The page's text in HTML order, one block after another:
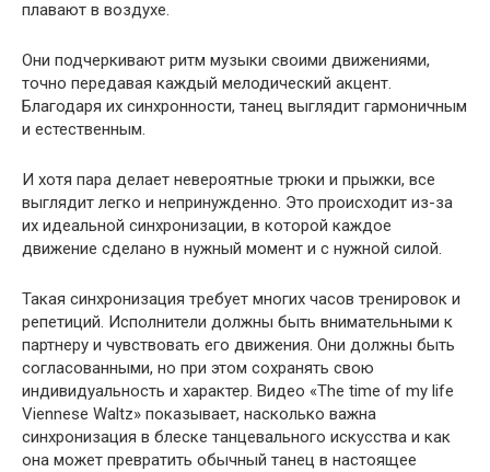
плавают в воздухе.
Они подчеркивают ритм музыки своими движениями,
точно передавая каждый мелодический акцент.
Благодаря их синхронности, танец выглядит гармоничным
и естественным.
И хотя пара делает невероятные трюки и прыжки, все
выглядит легко и непринужденно. Это происходит из-за
их идеальной синхронизации, в которой каждое
движение сделано в нужный момент и с нужной силой.
Такая синхронизация требует многих часов тренировок и
репетиций. Исполнители должны быть внимательными к
партнеру и чувствовать его движения. Они должны быть
согласованными, но при этом сохранять свою
индивидуальность и характер. Видео «The time of my life
Viennese Waltz» показывает, насколько важна
синхронизация в блеске танцевального искусства и как
она может превратить обычный танец в настоящее